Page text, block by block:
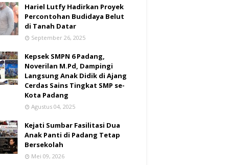
Hariel Lutfy Hadirkan Proyek
Percontohan Budidaya Belut
di Tanah Datar
September 26, 2025
Kepsek SMPN 6 Padang,
Noverilan M.Pd, Dampingi
Langsung Anak Didik di Ajang
Cerdas Sains Tingkat SMP se-
Kota Padang
Agustus 04, 2025
Kejati Sumbar Fasilitasi Dua
Anak Panti di Padang Tetap
Bersekolah
Mei 09, 2026